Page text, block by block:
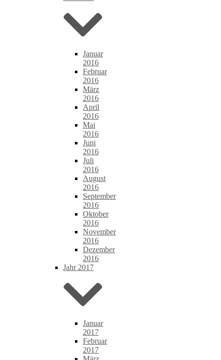
Januar
2016
Februar
2016
März
2016
April
2016
Mai
2016
Juni
2016
Juli
2016
August
2016
September
2016
Oktober
2016
November
2016
Dezember
2016
Jahr 2017
Januar
2017
Februar
2017